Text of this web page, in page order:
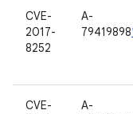
CVE-
2017-
8252
A-
79419898
CVE-
A-